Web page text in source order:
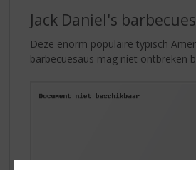
Jack Daniel's
Deze enorm populaire typisch
barbecuesaus mag niet ontbreken